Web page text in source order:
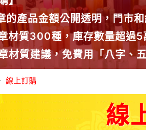
的產品金額公開透明，門市
材質300種，庫存數量超過
材質建議，免費用「八字、
線上訂購
線